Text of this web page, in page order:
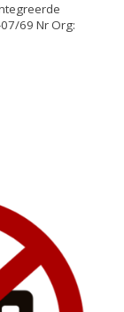
69 Nr Org: